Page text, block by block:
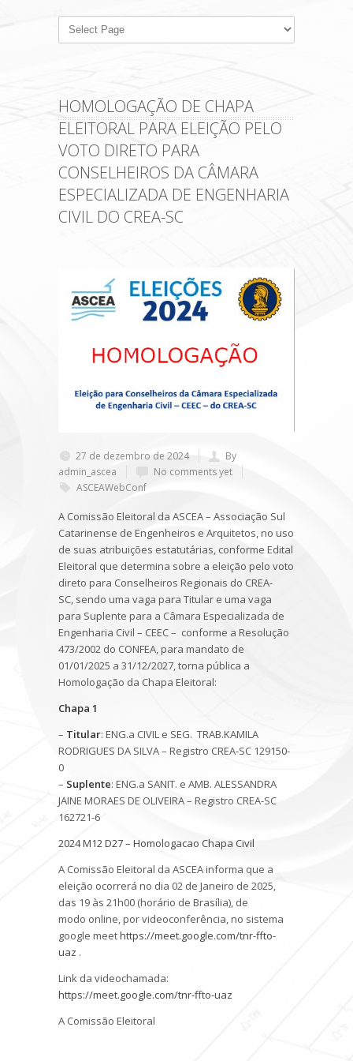
HOMOLOGAÇÃO DE CHAPA
ELEITORAL PARA ELEIÇÃO PELO
VOTO DIRETO PARA
CONSELHEIROS DA CÂMARA
ESPECIALIZADA DE ENGENHARIA
CIVIL DO CREA-SC
27 de dezembro de 2024
By
admin_ascea
No comments yet
ASCEAWebConf
A Comissão Eleitoral da ASCEA – Associação Sul
Catarinense de Engenheiros e Arquitetos, no uso
de suas atribuições estatutárias, conforme Edital
Eleitoral que determina sobre a eleição pelo voto
direto para Conselheiros Regionais do CREA-
SC, sendo uma vaga para Titular e uma vaga
para Suplente para a Câmara Especializada de
Engenharia Civil – CEEC – conforme a Resolução
473/2002 do CONFEA, para mandato de
01/01/2025 a 31/12/2027, torna pública a
Homologação da Chapa Eleitoral:
Chapa 1
– Titular: ENG.a CIVIL e SEG. TRAB.KAMILA
RODRIGUES DA SILVA – Registro CREA-SC 129150-
0
– Suplente: ENG.a SANIT. e AMB. ALESSANDRA
JAINE MORAES DE OLIVEIRA – Registro CREA-SC
162721-6
2024 M12 D27 – Homologacao Chapa Civil
A Comissão Eleitoral da ASCEA informa que a
eleição ocorrerá no dia 02 de Janeiro de 2025,
das 19 às 21h00 (horário de Brasília), de
modo online, por videoconferência, no sistema
google meethttps://meet.google.com/tnr-ffto-
uaz .
Link da videochamada:
https://meet.google.com/tnr-ffto-uaz
A Comissão Eleitoral